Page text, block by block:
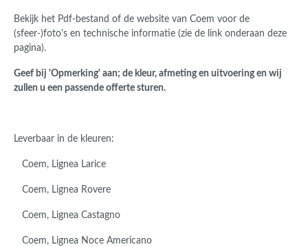
Bekijk het Pdf-bestand of de website van Coem voor de
(sfeer-)foto's en technische informatie (zie de link onderaan deze
pagina).
Geef bij 'Opmerking' aan; de kleur, afmeting en uitvoering en wij
zullen u een passende offerte sturen.
Leverbaar in de kleuren:
Coem, Lignea Larice
Coem, Lignea Rovere
Coem, Lignea Castagno
Coem, Lignea Noce Americano